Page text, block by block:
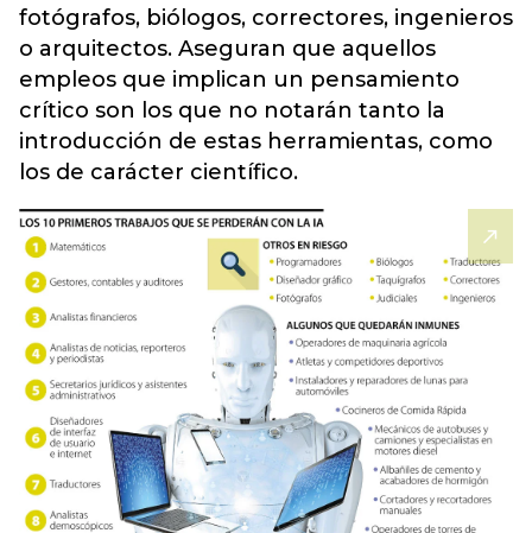
fotógrafos, biólogos, correctores, ingenieros
o arquitectos. Aseguran que aquellos
empleos que implican un pensamiento
crítico son los que no notarán tanto la
introducción de estas herramientas, como
los de carácter científico.